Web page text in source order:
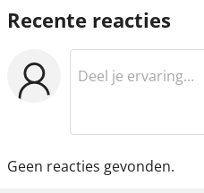
Recente reacties
Geen reacties gevonden.